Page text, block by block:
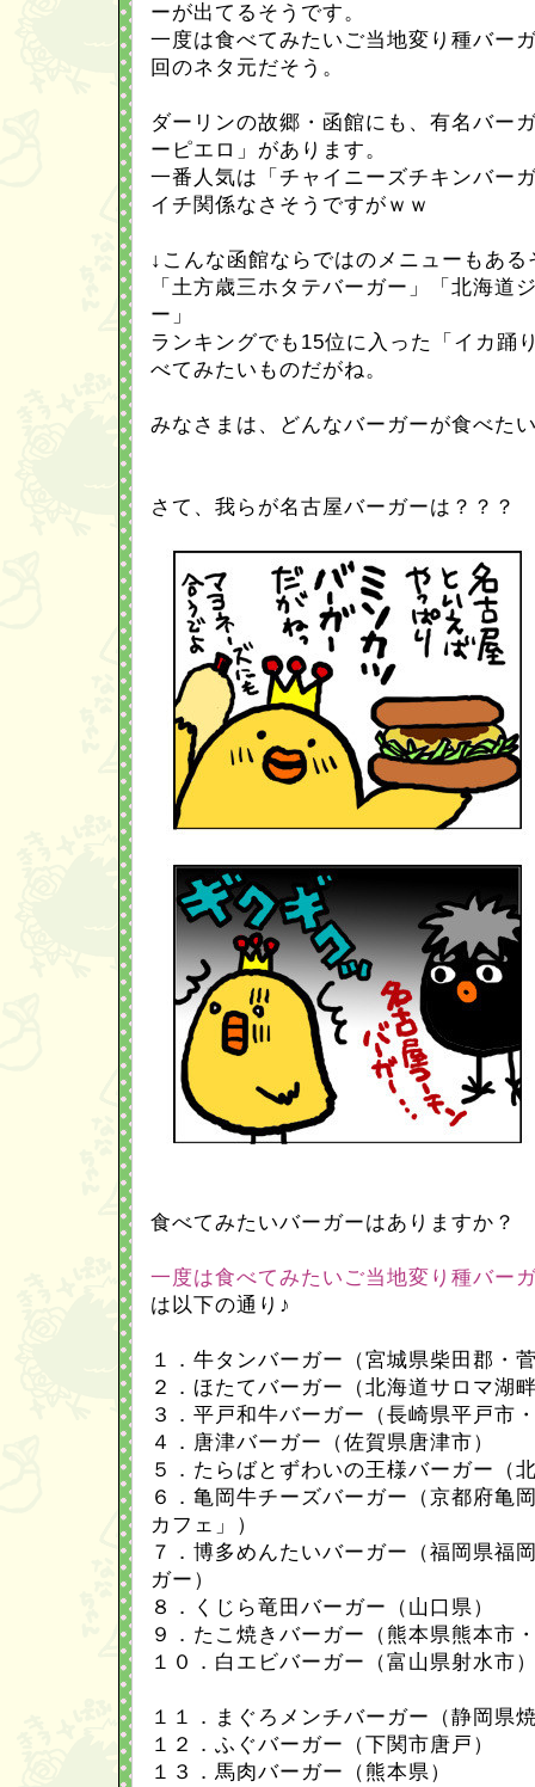
ーが出てるそうです。
一度は食べてみたいご当地変り種バー
回のネタ元だそう。
ダーリンの故郷・函館にも、有名バー
ーピエロ」があります。
一番人気は「チャイニーズチキンバー
イチ関係なさそうですがｗｗ
↓こんな函館ならではのメニューもある
「土方歳三ホタテバーガー」「北海道
ー」
ランキングでも15位に入った「イカ踊
べてみたいものだがね。
みなさまは、どんなバーガーが食べた
さて、我らが名古屋バーガーは？？？
食べてみたいバーガーはありますか？
一度は食べてみたいご当地変り種バー
は以下の通り♪
１．牛タンバーガー（宮城県柴田郡・
２．ほたてバーガー（北海道サロマ湖
３．平戸和牛バーガー（長崎県平戸市
４．唐津バーガー（佐賀県唐津市）
５．たらばとずわいの王様バーガー（
６．亀岡牛チーズバーガー（京都府亀
カフェ」）
７．博多めんたいバーガー（福岡県福
ガー）
８．くじら竜田バーガー（山口県）
９．たこ焼きバーガー（熊本県熊本市
１０．白エビバーガー（富山県射水市
１１．まぐろメンチバーガー（静岡県
１２．ふぐバーガー（下関市唐戸）
１３．馬肉バーガー（熊本県）